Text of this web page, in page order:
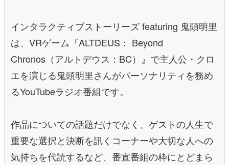
インタラクティブストーリーズ featuring 鬼頭明里
は、VRゲーム『ALTDEUS： Beyond
Chronos（アルトデウス：BC）』で主人公・クロ
エを演じる鬼頭明里さんがパーソナリティを務め
るYouTubeラジオ番組です。
作品についての話題だけでなく、ゲストの人生で
重要な選択と決断を訊くコーナーや大切な人への
気持ちを代読するなど、番宣番組の枠にとどまら